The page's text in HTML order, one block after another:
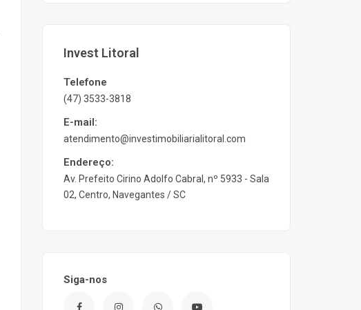
Invest Litoral
Telefone
(47) 3533-3818
E-mail:
atendimento@investimobiliarialitoral.com
Endereço:
Av. Prefeito Cirino Adolfo Cabral, nº 5933 - Sala
02, Centro, Navegantes / SC
Siga-nos